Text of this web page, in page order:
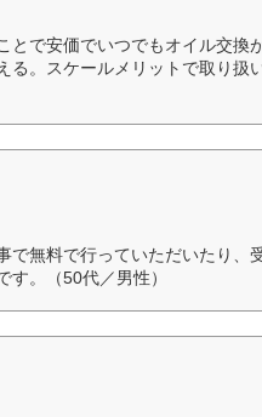
とで安価でいつでもオイル交換
る。スケールメリットで取り扱
で無料で行っていただいたり、
す。（50代／男性）